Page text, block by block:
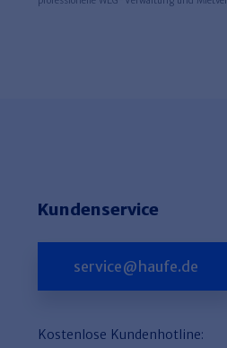
Kundenservice
service@haufe.de
Kostenlose Kundenhotline: